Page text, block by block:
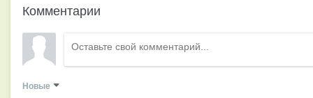
Комментарии
Новые